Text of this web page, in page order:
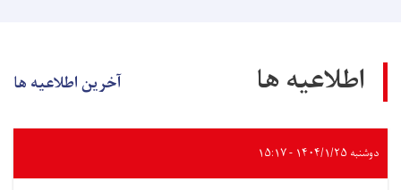
اطلاعیه ها آخرین اطلاعیه ها
دوشنبه ۱۴۰۴/۱/۲۵ - ۱۵:۱۷